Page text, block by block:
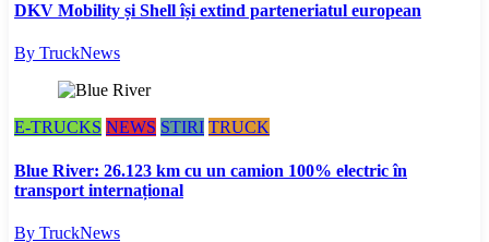
DKV Mobility și Shell își extind parteneriatul european
By TruckNews
E-TRUCKS NEWS STIRI TRUCK
Blue River: 26.123 km cu un camion 100% electric în
transport internațional
By TruckNews